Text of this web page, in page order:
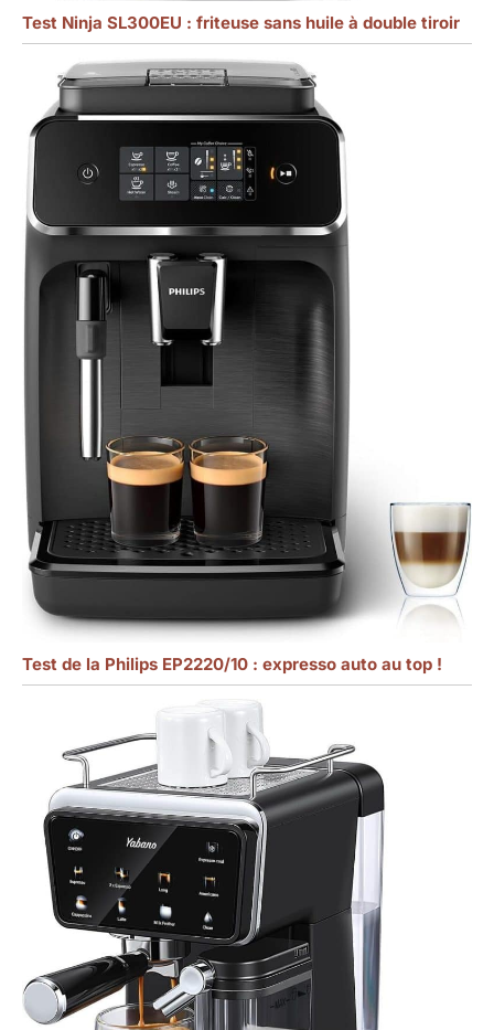
Test Ninja SL300EU : friteuse sans huile à double tiroir
Test de la Philips EP2220/10 : expresso auto au top !